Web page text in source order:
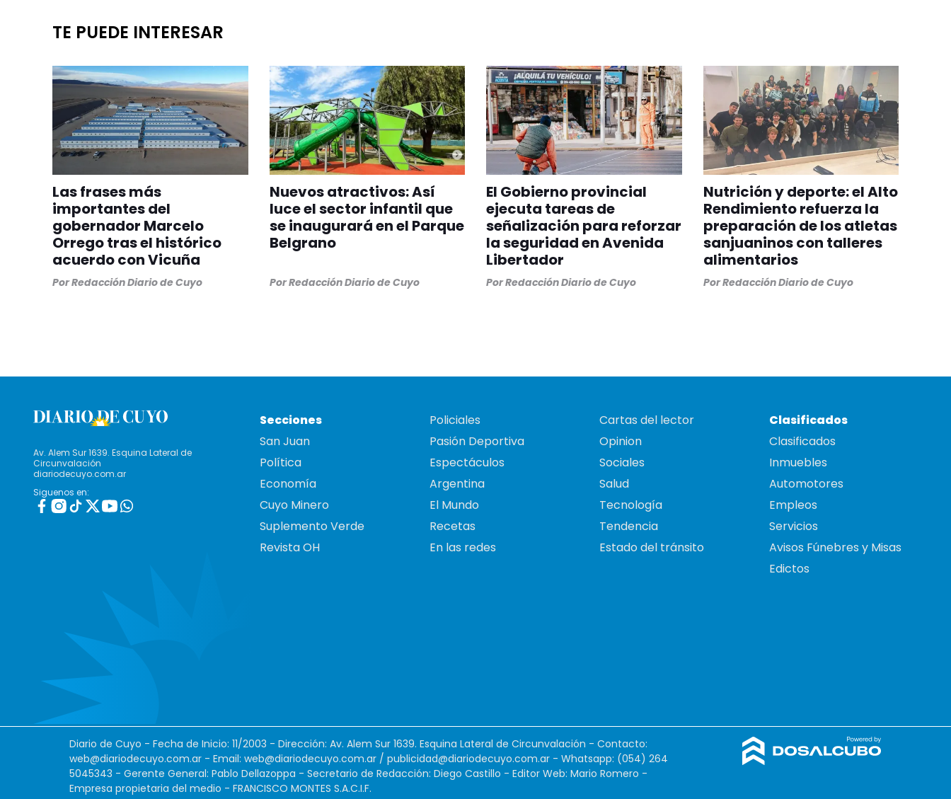
TE PUEDE INTERESAR
Las frases más
importantes del
gobernador Marcelo
Orrego tras el histórico
acuerdo con Vicuña
PorRedacción Diario de Cuyo
Nuevos atractivos: Así
luce el sector infantil que
se inaugurará en el Parque
Belgrano
PorRedacción Diario de Cuyo
El Gobierno provincial
ejecuta tareas de
señalización para reforzar
la seguridad en Avenida
Libertador
PorRedacción Diario de Cuyo
Nutrición y deporte: el Alto
Rendimiento refuerza la
preparación de los atletas
sanjuaninos con talleres
alimentarios
PorRedacción Diario de Cuyo
Av. Alem Sur 1639. Esquina Lateral de
Circunvalación
diariodecuyo.com.ar
Siguenos en:
Secciones
San Juan
Política
Economía
Cuyo Minero
Suplemento Verde
Revista OH
Policiales
Pasión Deportiva
Espectáculos
Argentina
El Mundo
Recetas
En las redes
Cartas del lector
Opinion
Sociales
Salud
Tecnología
Tendencia
Estado del tránsito
Clasificados
Clasificados
Inmuebles
Automotores
Empleos
Servicios
Avisos Fúnebres y Misas
Edictos
Diario de Cuyo - Fecha de Inicio: 11/2003 - Dirección: Av. Alem Sur 1639. Esquina Lateral de Circunvalación - Contacto:
web@diariodecuyo.com.ar - Email: web@diariodecuyo.com.ar / publicidad@diariodecuyo.com.ar - Whatsapp: (054) 264
5045343 - Gerente General: Pablo Dellazoppa - Secretario de Redacción: Diego Castillo - Editor Web: Mario Romero -
Empresa propietaria del medio - FRANCISCO MONTES S.A.C.I.F.